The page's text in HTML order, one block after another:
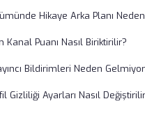
Hikaye Arka Planı Neden
Kanal Puanı Nasıl Biriktirilir?
Bildirimleri Neden
Gizliliği Ayarları Nasıl